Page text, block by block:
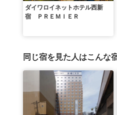
ダイワロイネットホテル西新
宿 ＰＲＥＭＩＥＲ
同じ宿を見た人はこんな